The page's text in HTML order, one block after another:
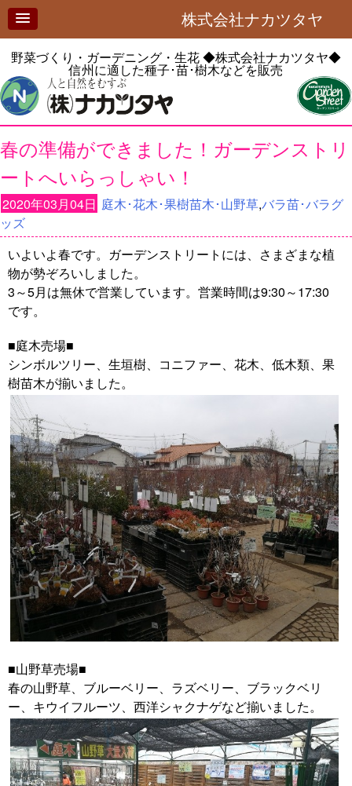
株式会社ナカツタヤ
野菜づくり・ガーデニング・生花◆株式会社ナカツタヤ◆
信州に適した種子･苗･樹木などを販売
春の準備ができました！ガーデンストリ
ートへいらっしゃい！
2020年03月04日 庭木･花木･果樹苗木･山野草,バラ苗･バラグ
ッズ
いよいよ春です。ガーデンストリートには、さまざまな植
物が勢ぞろいしました。
3～5月は無休で営業しています。営業時間は9:30～17:30
です。
■庭木売場■
シンボルツリー、生垣樹、コニファー、花木、低木類、果
樹苗木が揃いました。
■山野草売場■
春の山野草、ブルーベリー、ラズベリー、ブラックベリ
ー、キウイフルーツ、西洋シャクナゲなど揃いました。